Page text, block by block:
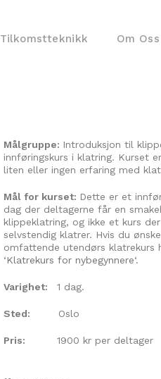
Tilkomstteknikk Om Oss
Målgruppe: Introduksjon til
innføringskurs i klatring. Kurset
liten eller ingen erfaring med
Mål for kurset: Dette er et
dag der deltagerne får en
klippeklatring, og ikke et kurs
selvstendig klatrer. Hvis du
omfattende utendørs klatrekurs
‘Klatrekurs for nybegynnere‘.
Varighet: 1 dag.
Sted: Oslo
Pris: 1900 kr per deltager